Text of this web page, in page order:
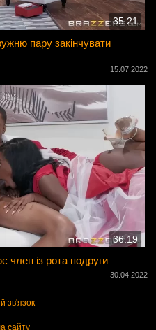
35:21
пару закінчувати
15.07.2022
36:19
член із рота подруги
30.04.2022
зв'язок
сайту